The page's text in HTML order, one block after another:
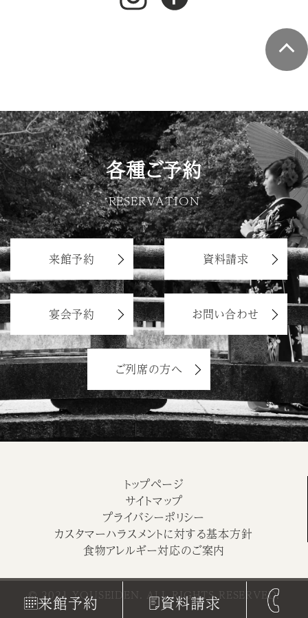
来館予約 資料請求
各種ご予約
RESERVATION
来館予約 資料請求
宴会予約 お問い合わせ
ご列席の方へ
トップページ
サイトマップ
プライバシーポリシー
カスタマーハラスメントに対する基本方針
食物アレルギー対応のご案内
© 2021 YOUSEIDEN. ALL RIGHTS RESERVED.